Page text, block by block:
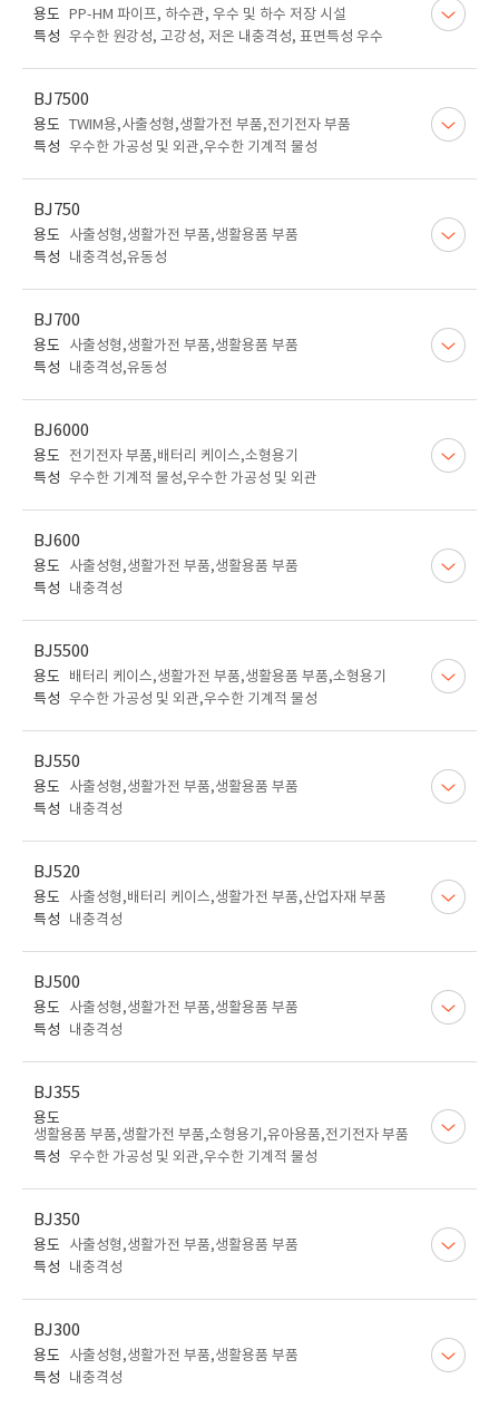
용도 PP-HM 파이프, 하수관, 우수 및 하수 저장 시설
특성 우수한 원강성, 고강성, 저온 내충격성, 표면특성 우수
BJ7500
용도 TWIM용,사출성형,생활가전 부품,전기전자 부품
특성 우수한 가공성 및 외관,우수한 기계적 물성
BJ750
용도
사출성형,생활가전 부품,생활용품 부품
특성
내충격성,유동성
BJ700
용도
사출성형,생활가전 부품,생활용품 부품
특성
내충격성,유동성
BJ6000
용도
전기전자 부품,배터리 케이스,소형용기
특성 우수한 기계적 물성,우수한 가공성 및 외관
BJ600
용도
사출성형,생활가전 부품,생활용품 부품
특성
내충격성
BJ5500
용도
배터리 케이스,생활가전 부품,생활용품 부품,소형용기
특성 우수한 가공성 및 외관,우수한 기계적 물성
BJ550
용도
사출성형,생활가전 부품,생활용품 부품
특성
내충격성
BJ520
용도
사출성형,배터리 케이스,생활가전 부품,산업자재 부품
특성
내충격성
BJ500
용도
사출성형,생활가전 부품,생활용품 부품
특성
내충격성
BJ355
용도
생활용품 부품,생활가전 부품,소형용기,유아용품,전기전자 부품
특성 우수한 가공성 및 외관,우수한 기계적 물성
BJ350
용도
사출성형,생활가전 부품,생활용품 부품
특성
내충격성
BJ300
용도
사출성형,생활가전 부품,생활용품 부품
특성
내충격성